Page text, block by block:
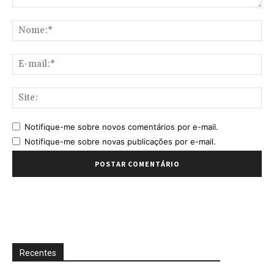
Notifique-me sobre novos comentários por e-mail.
Notifique-me sobre novas publicações por e-mail.
Recentes